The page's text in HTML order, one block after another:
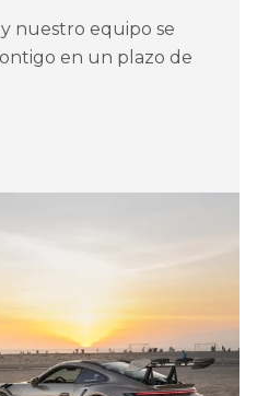
nuestro equipo se
en un plazo de